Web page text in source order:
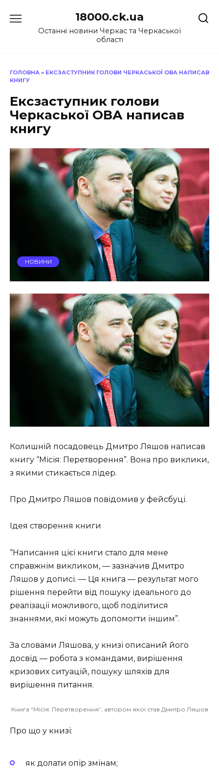
до
18000.ck.ua
Останні новини Черкас та Черкаської
області
ГОЛОВНА » ЕКСЗАСТУПНИК ГОЛОВИ ЧЕРКАСЬКОЇ ОВА НАПИСАВ
КНИГУ
Ексзаступник голови
Черкаської ОВА написав
книгу
НОВИНИ
Колишній посадовець Дмитро Ляшов написав
книгу “Місія: Перетворення”. Вона про виклики,
з якими стикається лідер.
Про Дмитро Ляшов повідомив у фейсбуці.
Ідея створення книги
“Написання цієї книги стало для мене
справжнім викликом, — зазначив Дмитро
Ляшов у дописі. — Ця книга — результат мого
рішення перейти від пошуку ідеального до
реалізації можливого, щоб поділитися
знаннями, які можуть допомогти іншим”.
За словами Ляшова, у книзі описаний його
досвід — робота з командами, вирішення
кризових ситуацій, пошуку шляхів для
вирішення питання.
Книга “Місія: Перетворення”, автором якої став Дмитро Ляшов
Про що у книзі:
як долати опір змінам;